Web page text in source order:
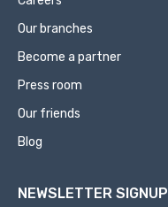
Our branches
Become a partner
Press room
Our friends
Blog
NEWSLETTER SIGNUP